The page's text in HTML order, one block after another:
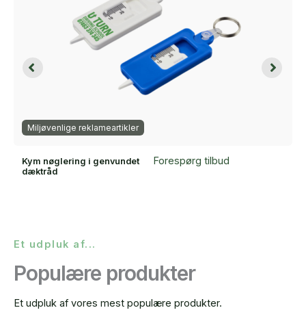
Miljøvenlige reklameartikler
Kym nøglering i genvundet
dæktråd
Forespørg tilbud
Et udpluk af...
Populære produkter
Et udpluk af vores mest populære produkter.